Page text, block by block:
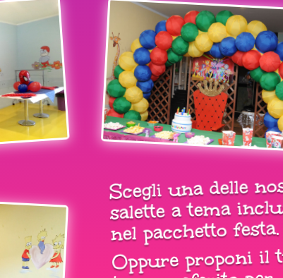
Scegli una delle
salette a tema
nel pacchetto festa.
Oppure proponi il